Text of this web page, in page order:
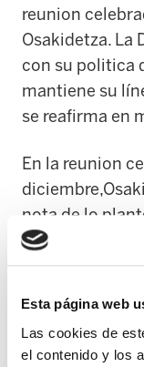
Esta página web
Las cookies de
el contenido y los
reunion
Osakidetza. La
con su politica
mantiene su
se reafirma en
En la reunion
nota de lo
ni negociar
estima
o no.